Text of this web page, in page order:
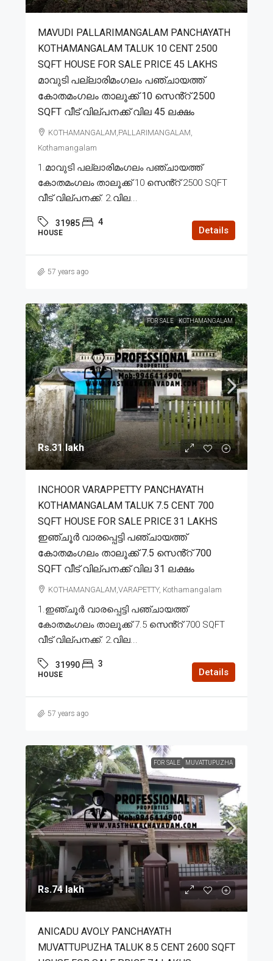
MAVUDI PALLARIMANGALAM PANCHAYATH
KOTHAMANGALAM TALUK 10 CENT 2500
SQFT HOUSE FOR SALE PRICE 45 LAKHS
മാവുടി പല്ലാരിമംഗലം പഞ്ചായത്ത്
കോതമംഗലം താലൂക്ക് 10 സെൻ്റ് 2500
SQFT വീട് വില്പനക്ക് വില 45 ലക്ഷം
KOTHAMANGALAM,PALLARIMANGALAM,
Kothamangalam
1.മാവുടി പല്ലാരിമംഗലം പഞ്ചായത്ത്
കോതമംഗലം താലൂക്ക് 10 സെൻ്റ് 2500 SQFT
വീട് വില്പനക്ക്. 2.വില...
31985 4
HOUSE Details
57 years ago
FOR SALE KOTHAMANGALAM
Rs.31 lakh
INCHOOR VARAPPETTY PANCHAYATH
KOTHAMANGALAM TALUK 7.5 CENT 700
SQFT HOUSE FOR SALE PRICE 31 LAKHS
ഇഞ്ചൂർ വാരപ്പെട്ടി പഞ്ചായത്ത്
കോതമംഗലം താലൂക്ക് 7.5 സെൻ്റ് 700
SQFT വീട് വില്പനക്ക് വില 31 ലക്ഷം
KOTHAMANGALAM,VARAPETTY, Kothamangalam
1.ഇഞ്ചൂർ വാരപ്പെട്ടി പഞ്ചായത്ത്
കോതമംഗലം താലൂക്ക് 7.5 സെൻ്റ് 700 SQFT
വീട് വില്പനക്ക്. 2.വില...
31990 3
HOUSE Details
57 years ago
FOR SALE MUVATTUPUZHA
Rs.74 lakh
ANICADU AVOLY PANCHAYATH
MUVATTUPUZHA TALUK 8.5 CENT 2600 SQFT